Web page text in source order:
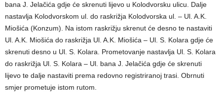
bana J. Jelačića gdje će skrenuti lijevo u Kolodvorsku ulicu. Dalje
nastavlja Kolodvorskom ul. do raskrižja Kolodvorska ul. – Ul. A.K.
Miošića (Konzum). Na istom raskrižju skrenut će desno te nastaviti
Ul. A.K. Miošića do raskrižja Ul. A.K. Miošića – Ul. S. Kolara gdje će
skrenuti desno u Ul. S. Kolara. Prometovanje nastavlja Ul. S. Kolara
do raskrižja Ul. S. Kolara – Ul. bana J. Jelačića gdje će skrenuti
lijevo te dalje nastaviti prema redovno registriranoj trasi. Obrnuti
smjer prometuje istom rutom.